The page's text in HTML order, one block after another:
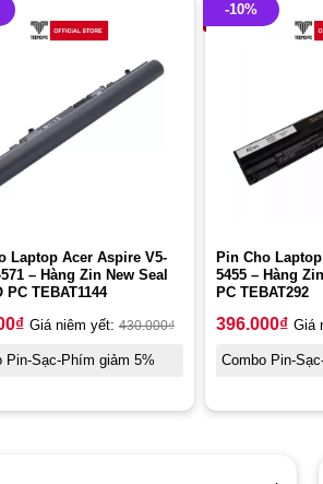
Laptop Acer Aspire V5-
– Hàng Zin New Seal
PC TEBAT1144
₫ Giá niêm yết: 430.000₫
Pin-Sạc-Phím giảm 5%
-10%
Pin Cho
5455 – Hàng
PC TEBAT292
396.000₫ Giá
Combo Pin-